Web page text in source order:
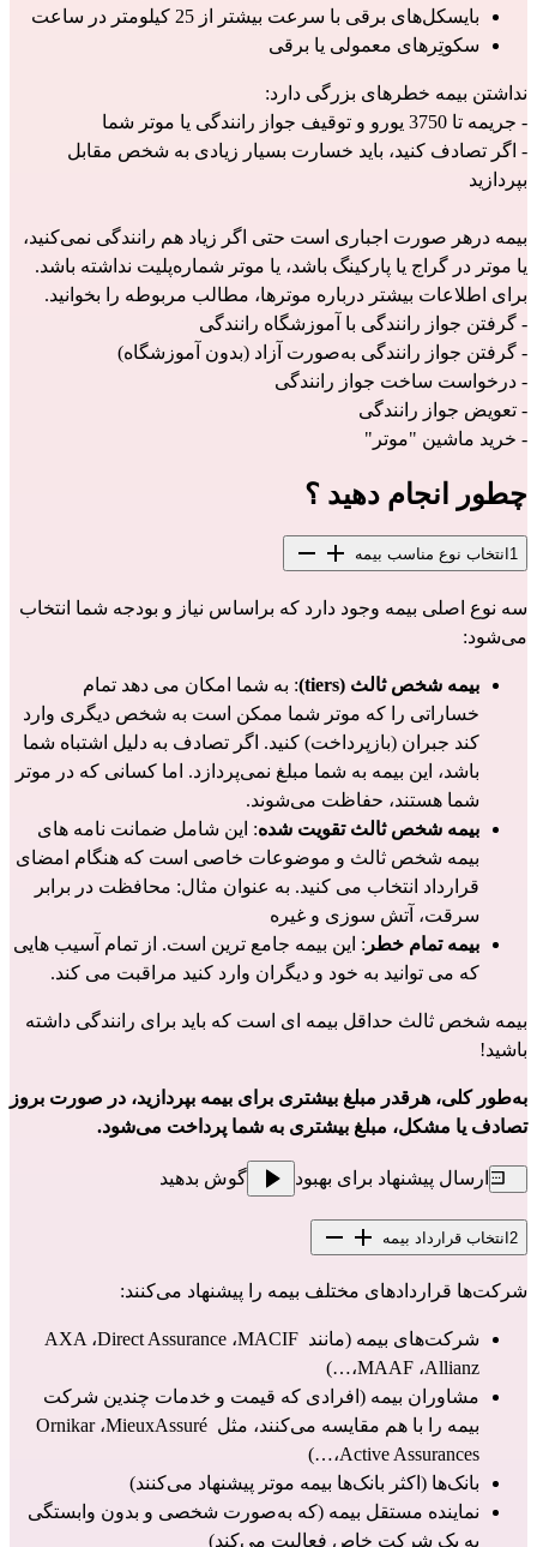
بایسکل‌های برقی با سرعت بیشتر از 25 کیلومتر در ساعت
سکوتِرهای معمولی یا برقی
نداشتن بیمه خطرهای بزرگی دارد:
- جریمه تا 3750 یورو و توقیف جواز رانندگی یا موتر شما
بپردازید
یا موتر در گراج یا پارکینگ باشد، یا موتر شماره‌پلیت نداشته باشد.
برای اطلاعات بیشتر درباره موترها، مطالب مربوطه را بخوانید.
- گرفتن جواز رانندگی با آموزشگاه رانندگی
- گرفتن جواز رانندگی به‌صورت آزاد (بدون آموزشگاه)
- درخواست ساخت جواز رانندگی
- تعویض جواز رانندگی
- خرید ماشین "موتر"
چطور انجام دهید ؟
1 انتخاب نوع مناسب بیمه
می‌شود:
بیمه شخص ثالث (tiers)
شما هستند، حفاظت می‌شوند.
بیمه شخص ثالث تقویت شده
سرقت، آتش سوزی و غیره
بیمه تمام خطر
که می توانید به خود و دیگران وارد کنید مراقبت می کند.
باشید!
تصادف یا مشکل، مبلغ بیشتری به شما پرداخت می‌شود.
ارسال پیشنهاد برای بهبود گوش بدهید
2انتخاب قرارداد بیمه
شرکت‌ها قراردادهای مختلف بیمه را پیشنهاد می‌کنند:
شرکت‌های بیمه (مانند AXA ،Direct Assurance ،MACIF
،MAAF ،Allianz…)
بیمه را با هم مقایسه می‌کنند، مثل Ornikar ،MieuxAssuré
،Active Assurances…)
بانک‌ها (اکثر بانک‌ها بیمه موتر پیشنهاد می‌کنند)
به یک شرکت خاص فعالیت می‌کند)